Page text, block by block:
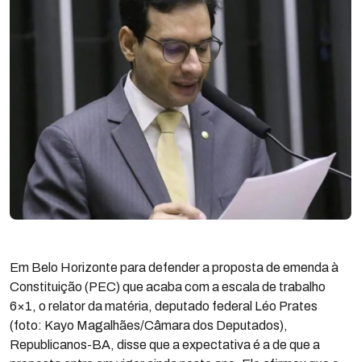
Em Belo Horizonte para defender a proposta de emenda à
Constituição (PEC) que acaba com a escala de trabalho
6×1, o relator da matéria, deputado federal Léo Prates
(foto: Kayo Magalhães/Câmara dos Deputados),
Republicanos-BA, disse que a expectativa é a de que a